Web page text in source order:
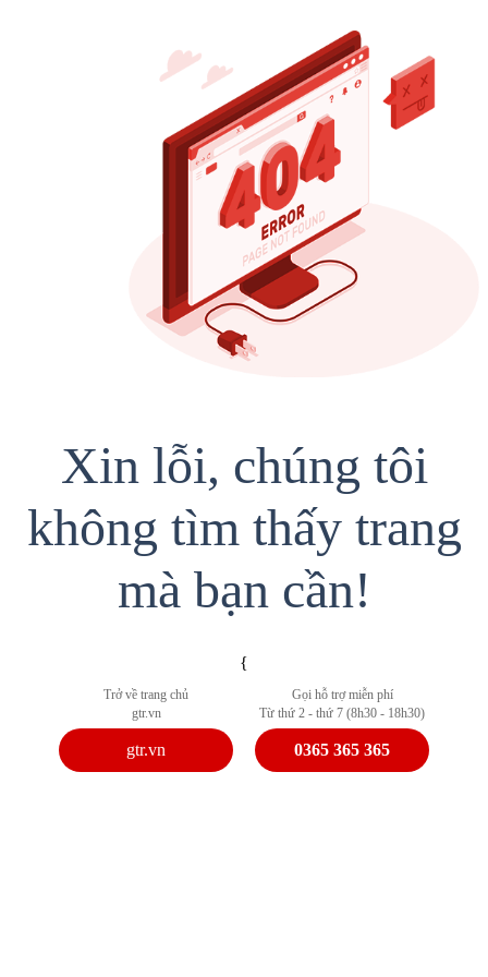
Xin lỗi, chúng tôi
không tìm thấy trang
mà bạn cần!
{
Trở về trang chủ
gtr.vn
gtr.vn
Gọi hỗ trợ miễn phí
Từ thứ 2 - thứ 7 (8h30 - 18h30)
0365 365 365